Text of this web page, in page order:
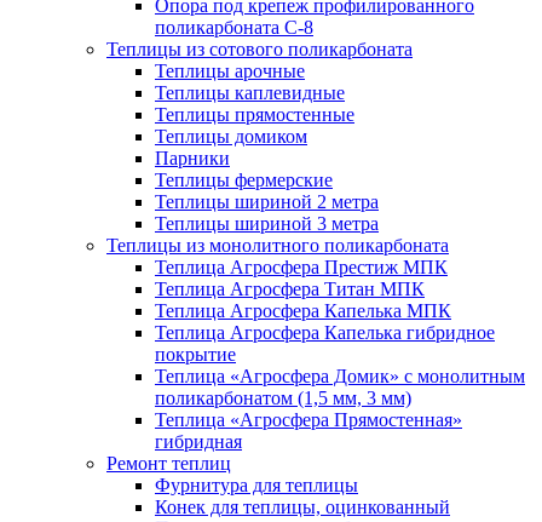
Опора под крепеж профилированного
поликарбоната С-8
Теплицы из сотового поликарбоната
Теплицы арочные
Теплицы каплевидные
Теплицы прямостенные
Теплицы домиком
Парники
Теплицы фермерские
Теплицы шириной 2 метра
Теплицы шириной 3 метра
Теплицы из монолитного поликарбоната
Теплица Агросфера Престиж МПК
Теплица Агросфера Титан МПК
Теплица Агросфера Капелька МПК
Теплица Агросфера Капелька гибридное
покрытие
Теплица «Агросфера Домик» с монолитным
поликарбонатом (1,5 мм, 3 мм)
Теплица «Агросфера Прямостенная»
гибридная
Ремонт теплиц
Фурнитура для теплицы
Конек для теплицы, оцинкованный